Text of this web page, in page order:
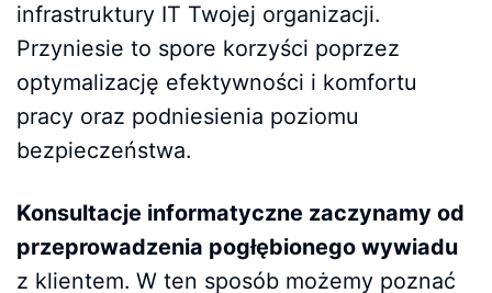
infrastruktury IT Twojej organizacji.
Przyniesie to spore korzyści poprzez
optymalizację efektywności i komfortu
pracy oraz podniesienia poziomu
bezpieczeństwa.
Konsultacje informatyczne zaczynamy od
przeprowadzenia pogłębionego wywiadu
z klientem. W ten sposób możemy poznać